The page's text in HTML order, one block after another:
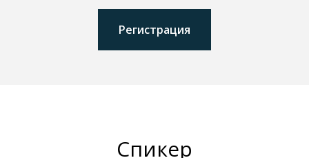
Регистрация
Спикер